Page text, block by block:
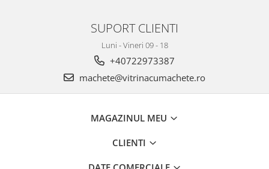
SUPORT CLIENTI
Luni - Vineri 09 - 18
+40722973387
machete@vitrinacumachete.ro
MAGAZINUL MEU
CLIENTI